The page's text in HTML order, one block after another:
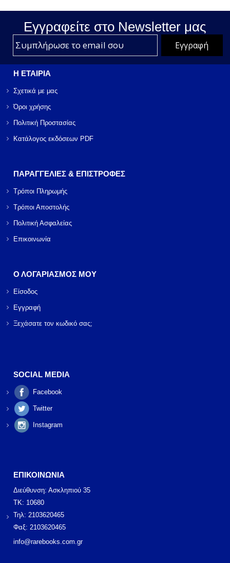
Εγγραφείτε στο Νewsletter μας
Η ΕΤΑΙΡΙΑ
Σχετικά με μας
Όροι χρήσης
Πολιτική Προστασίας
Κατάλογος εκδόσεων PDF
ΠΑΡΑΓΓΕΛΙΕΣ & ΕΠΙΣΤΡΟΦΕΣ
Τρόποι Πληρωμής
Τρόποι Αποστολής
Πολιτική Ασφαλείας
Επικοινωνία
Ο ΛΟΓΑΡΙΑΣΜΟΣ ΜΟΥ
Είσοδος
Εγγραφή
Ξεχάσατε τον κωδικό σας;
SOCIAL MEDIA
Facebook
Twitter
Instagram
ΕΠΙΚΟΙΝΩΝΙΑ
Διεύθυνση: Ασκληπιού 35
ΤΚ: 10680
Τηλ: 2103620465
Φαξ: 2103620465
info@rarebooks.com.gr